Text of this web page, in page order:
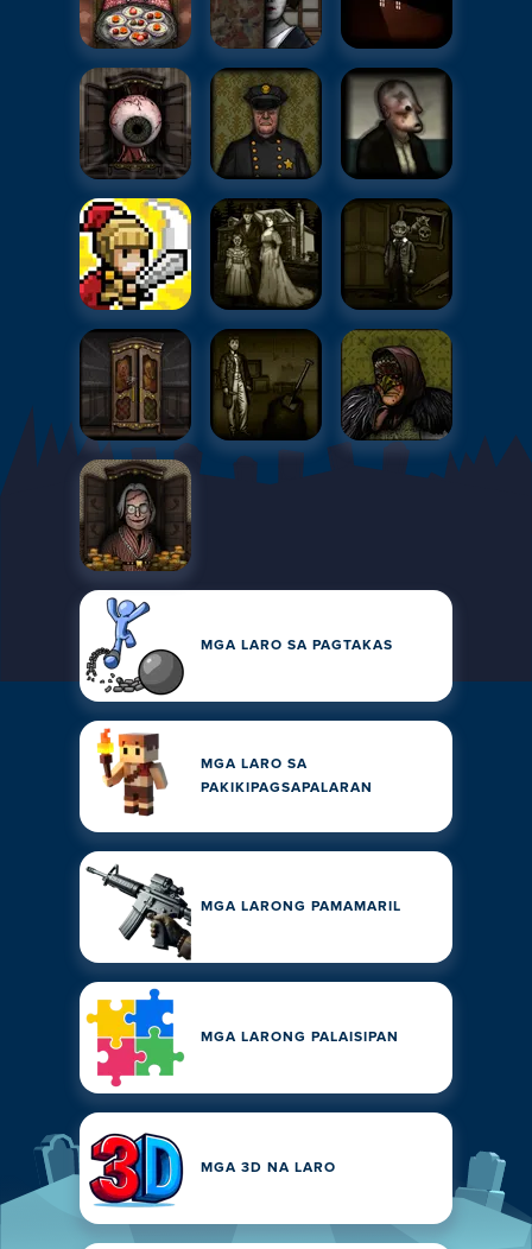
MGA LARO SA PAGTAKAS
MGA LARO SA
PAKIKIPAGSAPALARAN
MGA LARONG PAMAMARIL
MGA LARONG PALAISIPAN
MGA 3D NA LARO